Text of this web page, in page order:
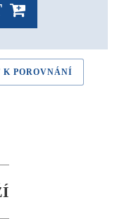
K POROVNÁNÍ